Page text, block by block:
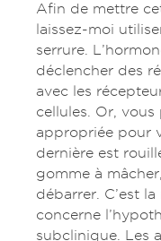
Afin de mettre
laissez-moi
serrure.
déclencher des
avec les
cellules. Or,
appropriée pour
dernière est
gomme à
débarrer. C’est
concerne
subclinique. Les